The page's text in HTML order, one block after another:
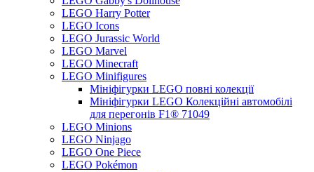
LEGO Harry Potter
LEGO Icons
LEGO Jurassic World
LEGO Marvel
LEGO Minecraft
LEGO Minifigures
Мініфігурки LEGO повні колекції
Мініфігурки LEGO Колекційні автомобілі
для перегонів F1® 71049
LEGO Minions
LEGO Ninjago
LEGO One Piece
LEGO Pokémon